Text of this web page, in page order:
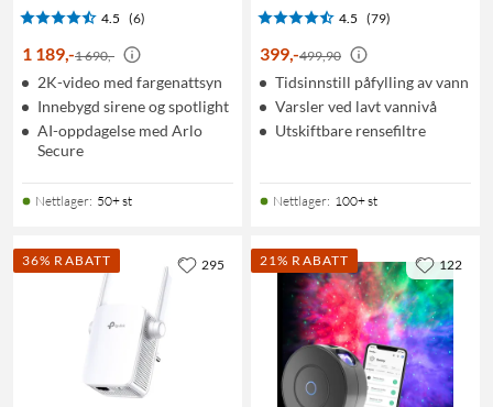
4.5 (6)
1 189,-1 690,-
2K-video med fargenattsyn
Innebygd sirene og spotlight
AI-oppdagelse med Arlo
Secure
Nettlager: 50+ st
4.5 (79)
399,-499,90
Tidsinnstill påfylling av vann
Varsler ved lavt vannivå
Utskiftbare rensefiltre
Nettlager: 100+ st
36% RABATT 295 21% RABATT 122